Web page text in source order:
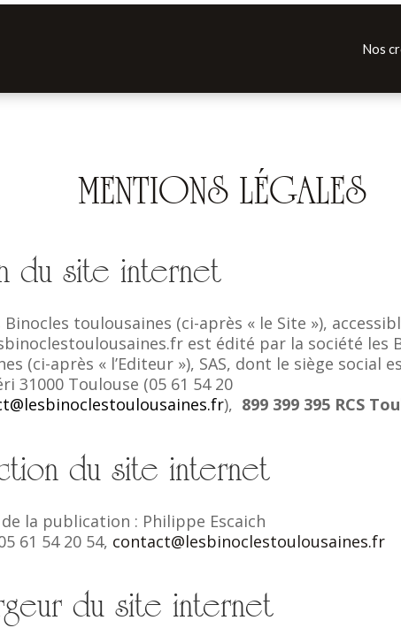
Nos
MENTIONS LÉGALES
du site internet
Binocles toulousaines (ci-après « le Site »),
est édité par la société les
(ci-après « l’Editeur »), SAS, dont le siège social
31000 Toulouse (05 61 54 20
), 899 399 395 RCS
du site internet
la publication : Philippe Escaich
61 54 20 54, contact@lesbinoclestoulousaines.fr
du site internet